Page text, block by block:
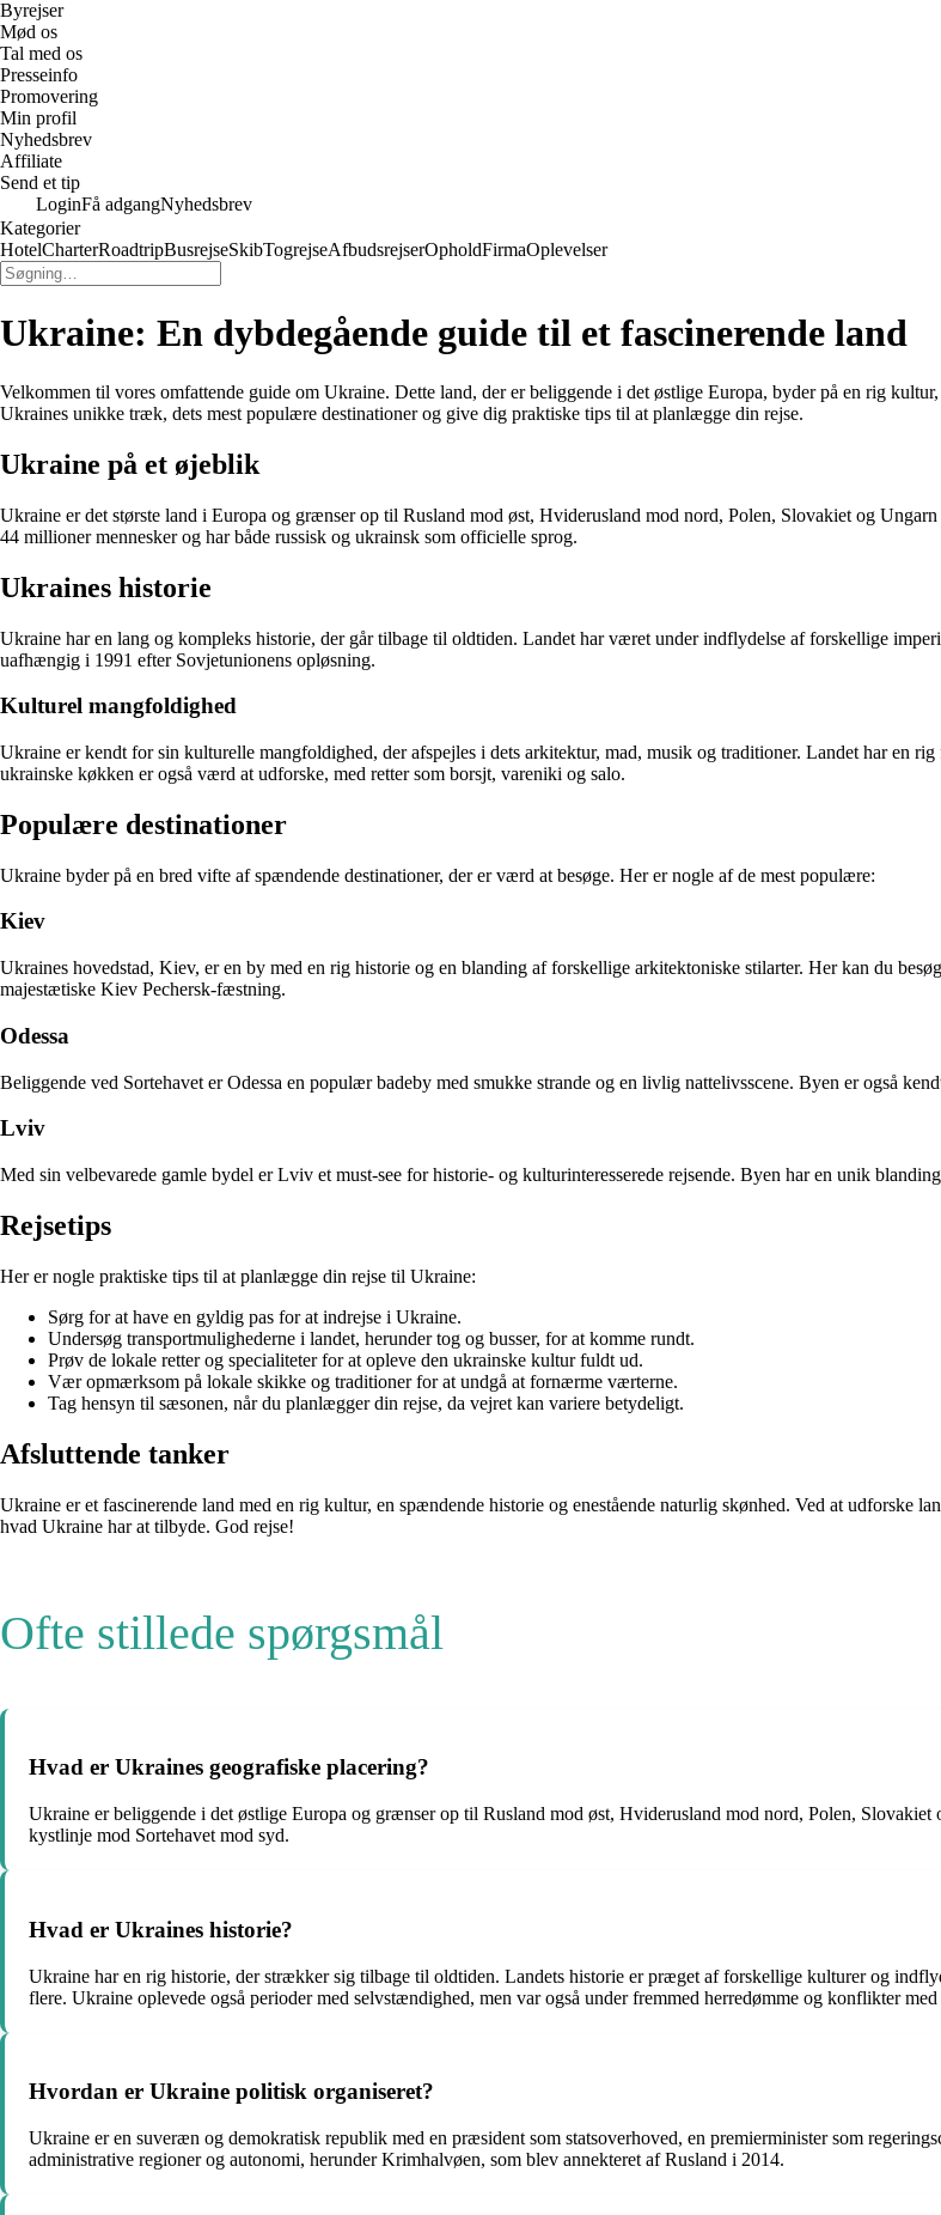
Byrejser
Mød os
Tal med os
Presseinfo
Promovering
Min profil
Nyhedsbrev
Affiliate
Send et tip
LoginFå adgangNyhedsbrev
Kategorier
HotelCharterRoadtripBusrejseSkibTogrejseAfbudsrejserOpholdFirmaOplevelser
Ukraine: En dybdegående guide til et fascinerende land
Velkommen til vores omfattende guide om Ukraine. Dette land, der er beliggende i det østlige Europa, byder på en rig
Ukraines unikke træk, dets mest populære destinationer og give dig praktiske tips til at planlægge din rejse.
Ukraine på et øjeblik
Ukraine er det største land i Europa og grænser op til Rusland mod øst, Hviderusland mod nord, Polen, Slovakiet og
44 millioner mennesker og har både russisk og ukrainsk som officielle sprog.
Ukraines historie
Ukraine har en lang og kompleks historie, der går tilbage til oldtiden. Landet har været under indflydelse af forskellige
uafhængig i 1991 efter Sovjetunionens opløsning.
Kulturel mangfoldighed
Ukraine er kendt for sin kulturelle mangfoldighed, der afspejles i dets arkitektur, mad, musik og traditioner. Landet har en
ukrainske køkken er også værd at udforske, med retter som borsjt, vareniki og salo.
Populære destinationer
Ukraine byder på en bred vifte af spændende destinationer, der er værd at besøge. Her er nogle af de mest populære:
Kiev
Ukraines hovedstad, Kiev, er en by med en rig historie og en blanding af forskellige arkitektoniske stilarter. Her kan du
majestætiske Kiev Pechersk-fæstning.
Odessa
Beliggende ved Sortehavet er Odessa en populær badeby med smukke strande og en livlig nattelivsscene. Byen er også
Lviv
Med sin velbevarede gamle bydel er Lviv et must-see for historie- og kulturinteresserede rejsende. Byen har en unik
Rejsetips
Her er nogle praktiske tips til at planlægge din rejse til Ukraine:
Sørg for at have en gyldig pas for at indrejse i Ukraine.
Undersøg transportmulighederne i landet, herunder tog og busser, for at komme rundt.
Prøv de lokale retter og specialiteter for at opleve den ukrainske kultur fuldt ud.
Vær opmærksom på lokale skikke og traditioner for at undgå at fornærme værterne.
Tag hensyn til sæsonen, når du planlægger din rejse, da vejret kan variere betydeligt.
Afsluttende tanker
Ukraine er et fascinerende land med en rig kultur, en spændende historie og enestående naturlig skønhed. Ved at udforske
hvad Ukraine har at tilbyde. God rejse!
Ofte stillede spørgsmål
Hvad er Ukraines geografiske placering?
Ukraine er beliggende i det østlige Europa og grænser op til Rusland mod øst, Hviderusland mod nord, Polen,
kystlinje mod Sortehavet mod syd.
Hvad er Ukraines historie?
Ukraine har en rig historie, der strækker sig tilbage til oldtiden. Landets historie er præget af forskellige kulturer og
flere. Ukraine oplevede også perioder med selvstændighed, men var også under fremmed herredømme og konflikter med
Hvordan er Ukraine politisk organiseret?
Ukraine er en suveræn og demokratisk republik med en præsident som statsoverhoved, en premierminister som
administrative regioner og autonomi, herunder Krimhalvøen, som blev annekteret af Rusland i 2014.